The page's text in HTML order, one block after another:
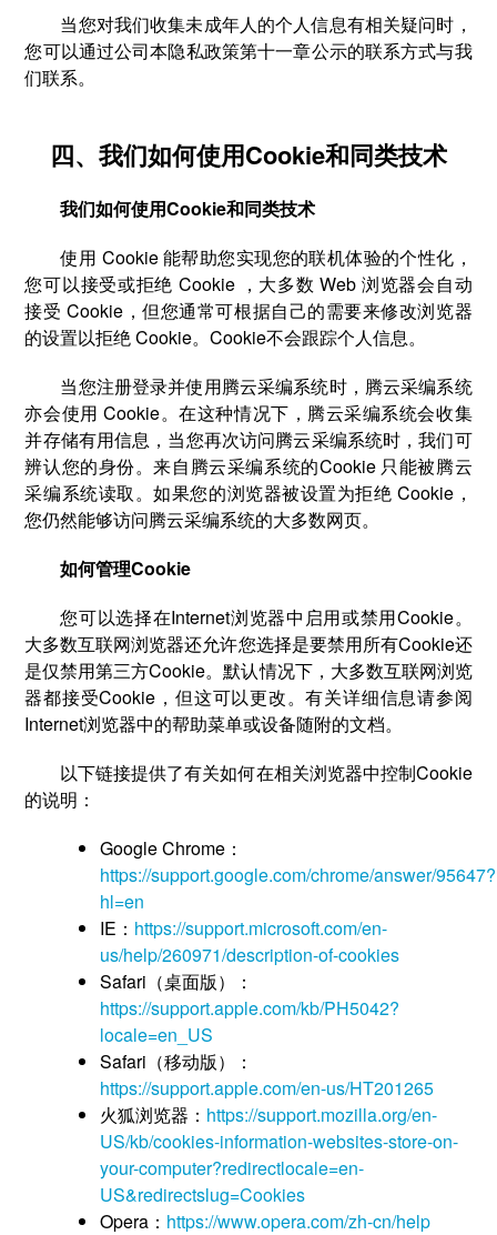
当您对我们收集未成年人的个人信息有相关疑问时，
您可以通过公司本隐私政策第十一章公示的联系方式与我
们联系。
四、我们如何使用Cookie和同类技术
我们如何使用Cookie和同类技术
使用 Cookie 能帮助您实现您的联机体验的个性化，
您可以接受或拒绝 Cookie ，大多数 Web 浏览器会自动
接受 Cookie，但您通常可根据自己的需要来修改浏览器
的设置以拒绝 Cookie。Cookie不会跟踪个人信息。
当您注册登录并使用腾云采编系统时，腾云采编系统
亦会使用 Cookie。在这种情况下，腾云采编系统会收集
并存储有用信息，当您再次访问腾云采编系统时，我们可
辨认您的身份。来自腾云采编系统的Cookie 只能被腾云
采编系统读取。如果您的浏览器被设置为拒绝 Cookie，
您仍然能够访问腾云采编系统的大多数网页。
如何管理Cookie
您可以选择在Internet浏览器中启用或禁用Cookie。
大多数互联网浏览器还允许您选择是要禁用所有Cookie还
是仅禁用第三方Cookie。默认情况下，大多数互联网浏览
器都接受Cookie，但这可以更改。有关详细信息请参阅
Internet浏览器中的帮助菜单或设备随附的文档。
以下链接提供了有关如何在相关浏览器中控制Cookie
的说明：
Google Chrome：
https://support.google.com/chrome/answer/95647?
hl=en
IE： https://support.microsoft.com/en-
us/help/260971/description-of-cookies
Safari（桌面版）：
https://support.apple.com/kb/PH5042?
locale=en_US
Safari（移动版）：
https://support.apple.com/en-us/HT201265
火狐浏览器： https://support.mozilla.org/en-
US/kb/cookies-information-websites-store-on-
your-computer?redirectlocale=en-
US&redirectslug=Cookies
Opera： https://www.opera.com/zh-cn/help